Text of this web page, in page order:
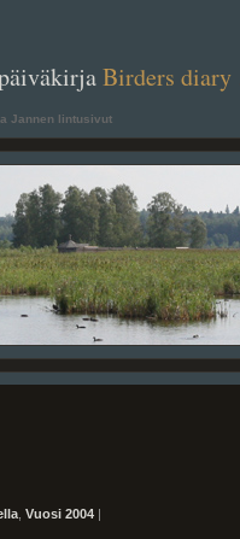
Birders diary. .
Jannen lintusivut
Vuosi 2004 |